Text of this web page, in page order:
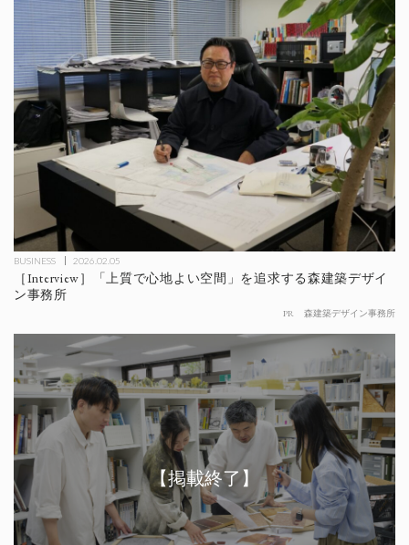
BUSINESS 2026.02.05
［Interview］「上質で心地よい空間」を追求する森建築デザイ
ン事務所
PR 森建築デザイン事務所